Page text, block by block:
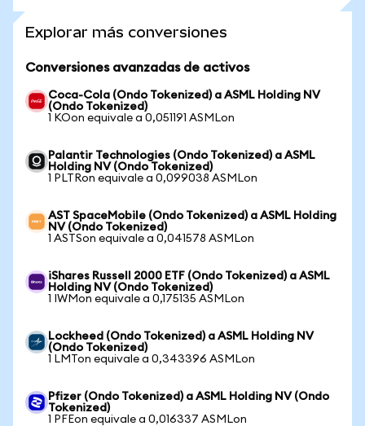
Explorar más conversiones
Conversiones avanzadas de activos
Coca-Cola (Ondo Tokenized) a ASML Holding NV
(Ondo Tokenized)
1 KOon equivale a 0,051191 ASMLon
Palantir Technologies (Ondo Tokenized) a ASML
Holding NV (Ondo Tokenized)
1 PLTRon equivale a 0,099038 ASMLon
AST SpaceMobile (Ondo Tokenized) a ASML Holding
NV (Ondo Tokenized)
1 ASTSon equivale a 0,041578 ASMLon
iShares Russell 2000 ETF (Ondo Tokenized) a ASML
Holding NV (Ondo Tokenized)
1 IWMon equivale a 0,175135 ASMLon
Lockheed (Ondo Tokenized) a ASML Holding NV
(Ondo Tokenized)
1 LMTon equivale a 0,343396 ASMLon
Pfizer (Ondo Tokenized) a ASML Holding NV (Ondo
Tokenized)
1 PFEon equivale a 0,016337 ASMLon